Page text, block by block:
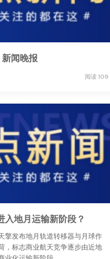
闻晚报
阅读 109
入地月运输新阶段？
擎发布地月轨道转移器与月球作
，标志商业航天竞争逐步由近地